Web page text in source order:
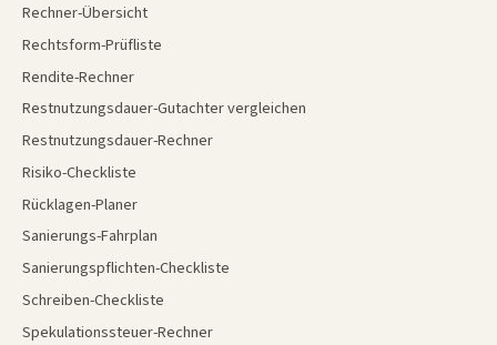
Rechner-Übersicht
Rechtsform-Prüfliste
Rendite-Rechner
Restnutzungsdauer-Gutachter vergleichen
Restnutzungsdauer-Rechner
Risiko-Checkliste
Rücklagen-Planer
Sanierungs-Fahrplan
Sanierungspflichten-Checkliste
Schreiben-Checkliste
Spekulationssteuer-Rechner